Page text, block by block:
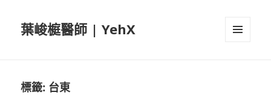
葉峻榳醫師 | YehX
標籤: 台東